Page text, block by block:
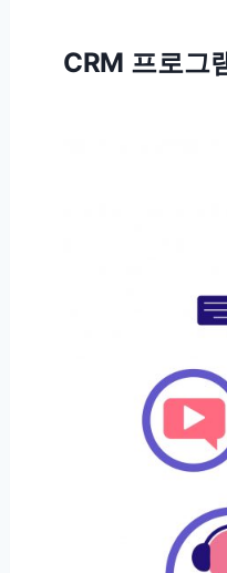
CRM 프로그